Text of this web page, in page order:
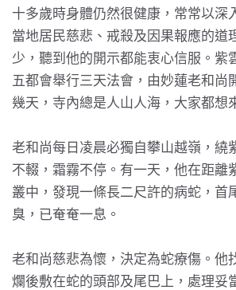
十多歲時身體仍然很健康，常常以深
當地居民慈悲、戒殺及因果報應的道
少，聽到他的開示都能衷心信服。紫
五都會舉行三天法會，由妙蓮老和尚
幾天，寺內總是人山人海，大家都想
老和尚每日凌晨必獨自攀山越嶺，繞
不輟，霜霧不停。有一天，他在距離
叢中，發現一條長二尺許的病蛇，首
臭，已奄奄一息。
老和尚慈悲為懷，決定為蛇療傷。他
爛後敷在蛇的頭部及尾巴上，處理妥